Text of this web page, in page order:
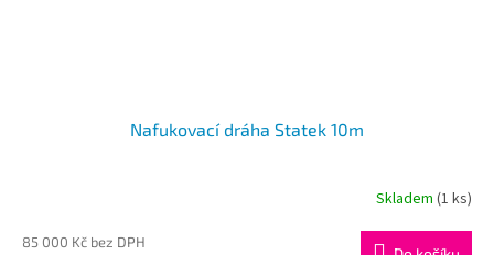
Nafukovací dráha Statek 10m
Skladem (1 ks)
85 000 Kč bez DPH